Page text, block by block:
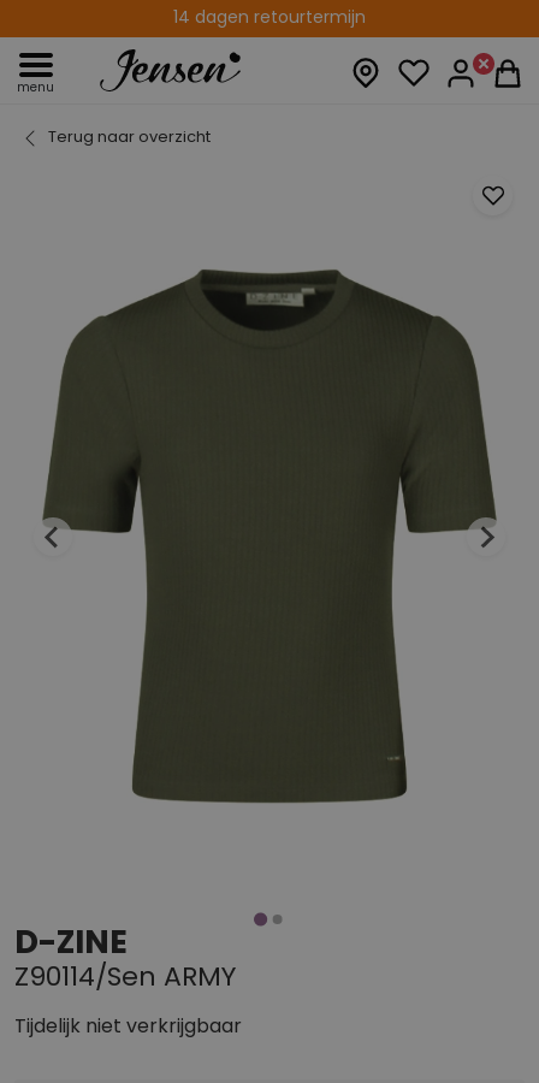
14 dagen retourtermijn
menu
Terug naar overzicht
D-ZINE
Z90114/Sen ARMY
Tijdelijk niet verkrijgbaar